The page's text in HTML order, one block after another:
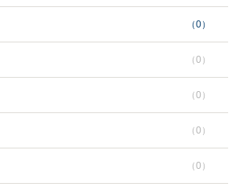
（0）
（0 ）
（0 ）
（0 ）
（0 ）